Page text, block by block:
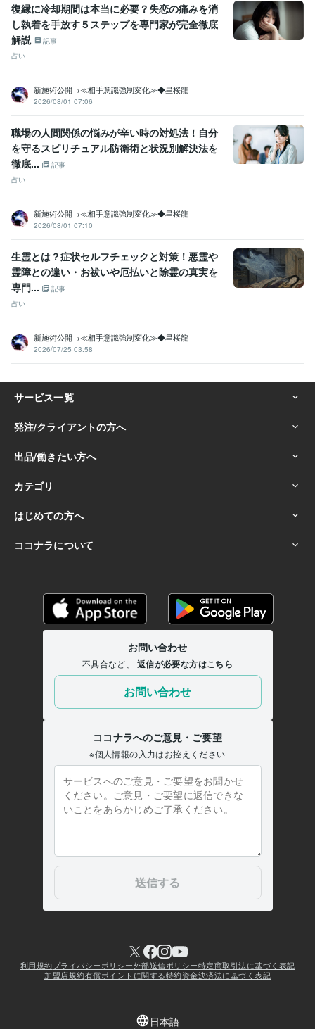
復縁に冷却期間は本当に必要？失恋の痛みを消
し執着を手放す５ステップを専門家が完全徹底
解説
記事
占い
新施術公開→≪相手意識強制変化≫◆星桜龍
2026/08/01 07:06
職場の人間関係の悩みが辛い時の対処法！自分
を守るスピリチュアル防衛術と状況別解決法を
徹底...
記事
占い
新施術公開→≪相手意識強制変化≫◆星桜龍
2026/08/01 07:10
生霊とは？症状セルフチェックと対策！悪霊や
霊障との違い・お祓いや厄払いと除霊の真実を
専門...
記事
占い
新施術公開→≪相手意識強制変化≫◆星桜龍
2026/07/25 03:58